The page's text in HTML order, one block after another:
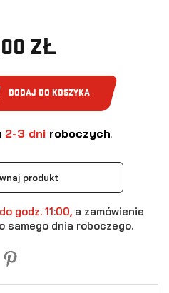
ZŁ
DODAJ DO KOSZYKA
2-3 dni roboczych.
produkt
do godz. 11:00, a zamówienie
samego dnia roboczego.